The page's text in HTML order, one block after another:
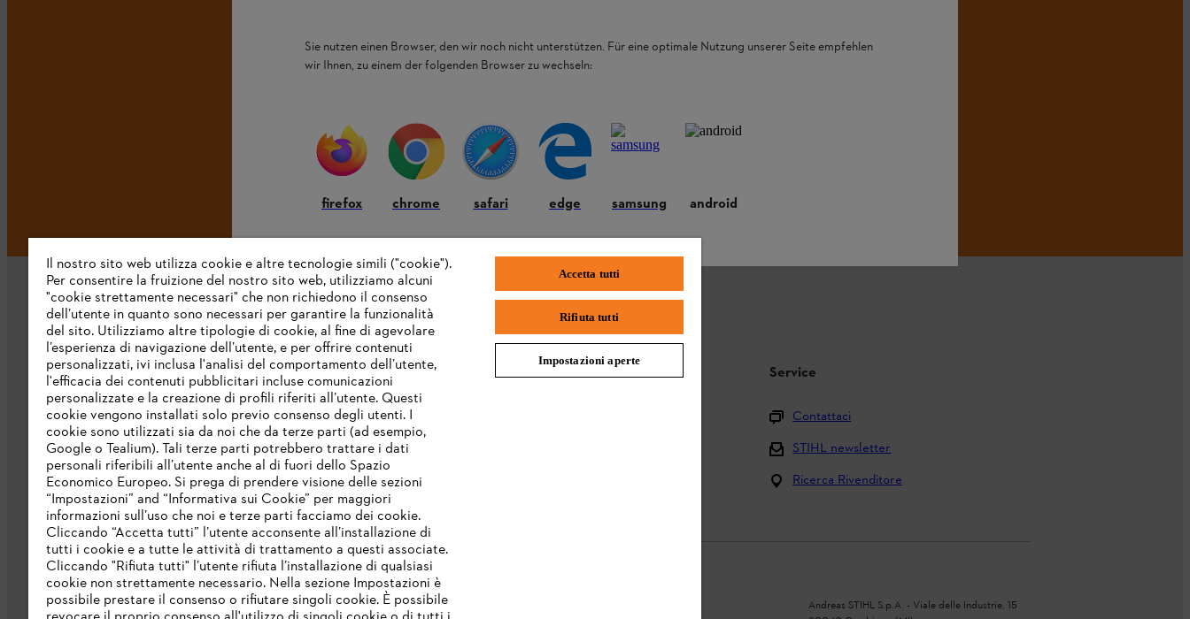
L’azienda
Chi siamo
Scarica il catalogo
STIHL Integrity Line
STIHL FAQ Service
Contattaci
STIHL newsletter
Ricerca Rivenditore
Andreas STIHL S.p.A. - Viale delle Industrie, 15
Sie nutzen einen Browser, den wir noch nicht unterstützen. Für eine optimale Nutzung unserer Seite empfehlen
wir Ihnen, zu einem der folgenden Browser zu wechseln:
firefox chrome safari edge samsung android
Il nostro sito web utilizza cookie e altre tecnologie simili ("cookie").
Per consentire la fruizione del nostro sito web, utilizziamo alcuni
"cookie strettamente necessari" che non richiedono il consenso
dell’utente in quanto sono necessari per garantire la funzionalità
del sito. Utilizziamo altre tipologie di cookie, al fine di agevolare
l’esperienza di navigazione dell’utente, e per offrire contenuti
personalizzati, ivi inclusa l'analisi del comportamento dell’utente,
l'efficacia dei contenuti pubblicitari incluse comunicazioni
personalizzate e la creazione di profili riferiti all’utente. Questi
cookie vengono installati solo previo consenso degli utenti. I
cookie sono utilizzati sia da noi che da terze parti (ad esempio,
Google o Tealium). Tali terze parti potrebbero trattare i dati
personali riferibili all’utente anche al di fuori dello Spazio
Economico Europeo. Si prega di prendere visione delle sezioni
“Impostazioni” and “Informativa sui Cookie” per maggiori
informazioni sull’uso che noi e terze parti facciamo dei cookie.
Cliccando “Accetta tutti” l’utente acconsente all’installazione di
tutti i cookie e a tutte le attività di trattamento a questi associate.
Cliccando "Rifiuta tutti" l’utente rifiuta l’installazione di qualsiasi
cookie non strettamente necessario. Nella sezione Impostazioni è
possibile prestare il consenso o rifiutare singoli cookie. È possibile
Accetta tutti
Rifiuta tutti
Impostazioni aperte